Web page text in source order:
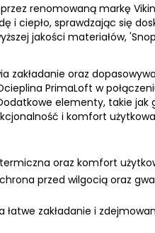
renomowaną markę
i ciepło, sprawdzając się
jakości materiałów,
zakładanie oraz
PrimaLoft w
elementy, takie jak
i komfort
oraz komfort
przed wilgocią oraz
łatwe zakładanie i